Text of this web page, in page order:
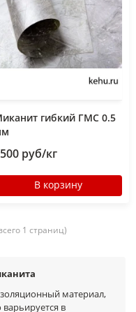
гибкий ГМС 0.5
руб/кг
В корзину
1 страниц)
материал,
варьируется в